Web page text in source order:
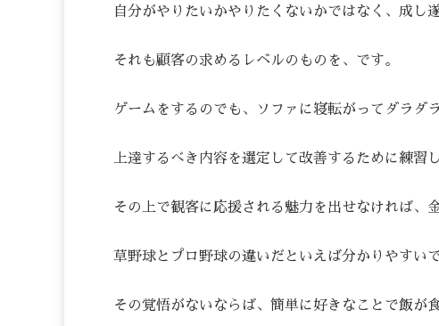
自分がやりたいかやりたくないかではなく、成し
それも顧客の求めるレベルのものを、です。
ゲームをするのでも、ソファに寝転がってダラダ
上達するべき内容を選定して改善するために練習
その上で観客に応援される魅力を出せなければ、
草野球とプロ野球の違いだといえば分かりやすいで
その覚悟がないならば、簡単に好きなことで飯が